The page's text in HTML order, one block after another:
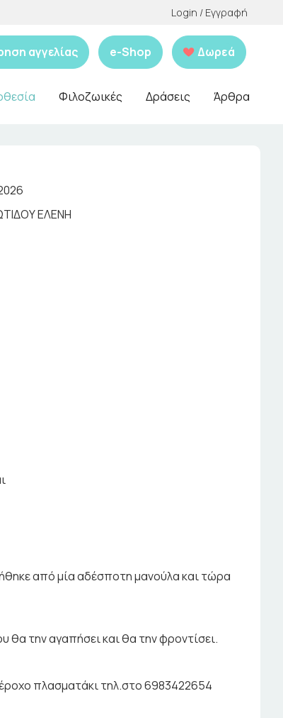
Login / Εγγραφή
αγγελίας e-Shop Δωρεά
Φιλοζωικές Δράσεις Άρθρα
ΕΛΕΝΗ
από μία αδέσποτη μανούλα και τώρα
θα την αγαπήσει και θα την φροντίσει.
πλασματάκι τηλ.στο 6983422654